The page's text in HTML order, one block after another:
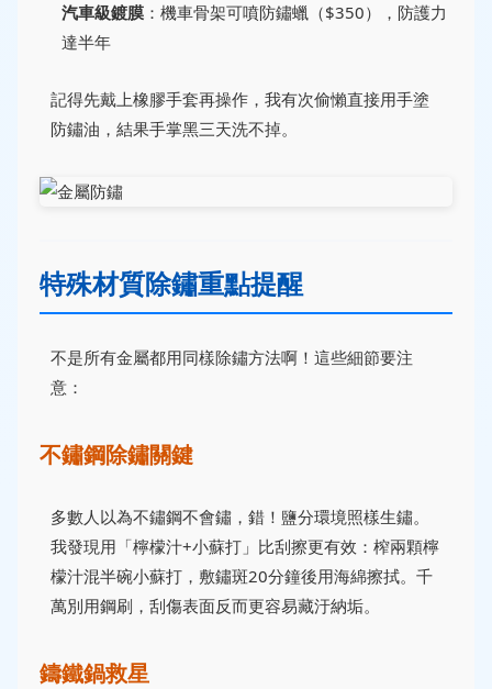
汽車級鍍膜 ：機車骨架可噴防鏽蠟（$350），防護力
達半年
記得先戴上橡膠手套再操作，我有次偷懶直接用手塗
防鏽油，結果手掌黑三天洗不掉。
特殊材質除鏽重點提醒
不是所有金屬都用同樣除鏽方法啊！這些細節要注
意：
不鏽鋼除鏽關鍵
多數人以為不鏽鋼不會鏽，錯！鹽分環境照樣生鏽。
我發現用「檸檬汁+小蘇打」比刮擦更有效：榨兩顆檸
檬汁混半碗小蘇打，敷鏽斑20分鐘後用海綿擦拭。千
萬別用鋼刷，刮傷表面反而更容易藏汙納垢。
鑄鐵鍋救星